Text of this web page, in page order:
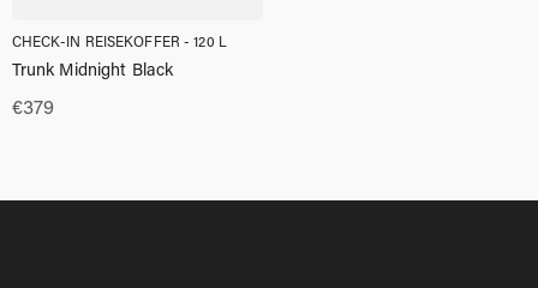
CHECK-IN REISEKOFFER - 120 L
€379
Trunk Midnight Black